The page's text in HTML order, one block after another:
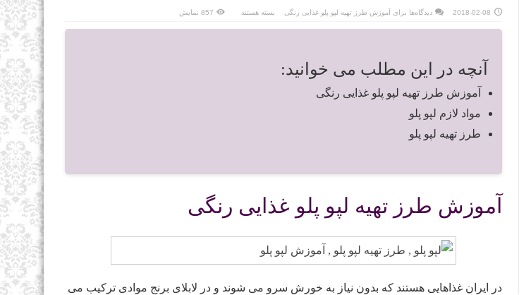
2018-02-08 دیدگاه‌ها برای آموزش طرز تهیه لپو پلو غذایی رنگی بسته هستند 857 نمایش
آنچه در این مطلب می خوانید:
آموزش طرز تهیه لپو پلو غذایی رنگی
مواد لازم لپو پلو
طرز تهیه لپو پلو
آموزش طرز تهیه لپو پلو غذایی رنگی
در ایران غذاهایی هستند که بدون نیاز به خورش سرو می شوند و در لابلای برنج موادی ترکیب می